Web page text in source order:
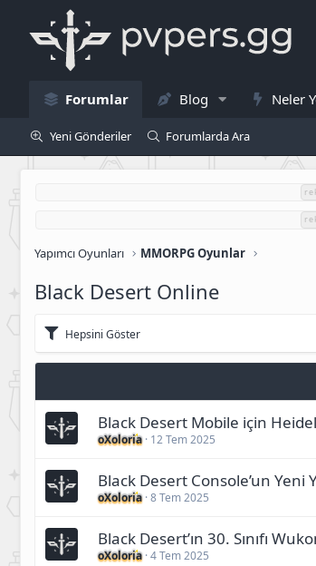
Forumlar Blog Neler
Yeni Gönderiler Forumlarda Ara
Yapımcı Oyunları MMORPG Oyunlar
Black Desert Online
Hepsini Göster
Black Desert Mobile için
oXoloria 12 Tem 2025
Black Desert Console’un Yeni
oXoloria 8 Tem 2025
Black Desert’ın 30. Sınıfı
oXoloria 4 Tem 2025